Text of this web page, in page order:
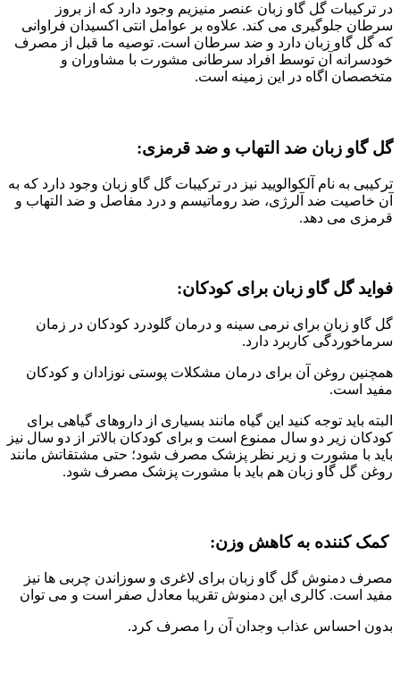
در ترکیبات گل گاو زبان عنصر منیزیم وجود دارد که از بروز
سرطان جلوگیری می کند. علاوه بر عوامل انتی اکسیدان فراوانی
که گل گاو زبان دارد و ضد سرطان است. توصیه ما قبل از مصرف
خودسرانه آن توسط افراد سرطانی مشورت با مشاوران و
متخصصان اگاه در این زمینه است.
گل گاو زبان ضد التهاب و ضد قرمزی:
ترکیبی به نام آلکوالویید نیز در ترکیبات گل گاو زبان وجود دارد که به
آن خاصیت ضد آلرژی، ضد روماتیسم و درد مفاصل و ضد التهاب و
قرمزی می دهد.
فواید گل گاو زبان برای کودکان:
گل گاو زبان برای نرمی سینه و درمان گلودرد کودکان در زمان
سرماخوردگی کاربرد دارد.
همچنین روغن آن برای درمان مشکلات پوستی نوزادان و کودکان
مفید است.
البته باید توجه کنید این گیاه مانند بسیاری از داروهای گیاهی برای
کودکان زیر دو سال ممنوع است و برای کودکان بالاتر از دو سال نیز
باید با مشورت و زیر نظر پزشک مصرف شود؛ حتی مشتقاتش مانند
روغن گل گاو زبان هم باید با مشورت پزشک مصرف شود.
کمک کننده به کاهش وزن:
مصرف دمنوش گل گاو زبان برای لاغری و سوزاندن چربی ها نیز
مفید است. کالری این دمنوش تقریبا معادل صفر است و می توان
بدون احساس عذاب وجدان آن را مصرف کرد.